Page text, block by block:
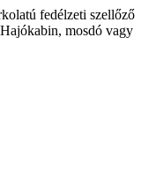
fedélzeti szellőző
mosdó vagy